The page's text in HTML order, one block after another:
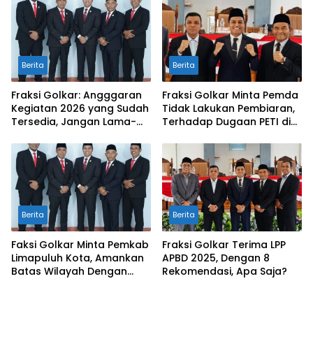
Berita
Fraksi Golkar: Angggaran
Kegiatan 2026 yang Sudah
Tersedia, Jangan Lama-
Daerah
Berita
Fraksi Golkar Minta Pemda
Tidak Lakukan Pembiaran,
Terhadap Dugaan PETI di
Berita
Faksi Golkar Minta Pemkab
Limapuluh Kota, Amankan
Batas Wilayah Dengan
Berita
Fraksi Golkar Terima LPP
APBD 2025, Dengan 8
Rekomendasi, Apa Saja?